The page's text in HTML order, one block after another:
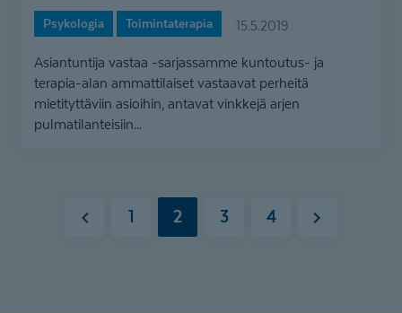
Psykologia Toimintaterapia 15.5.2019
Asiantuntija vastaa -sarjassamme kuntoutus- ja
terapia-alan ammattilaiset vastaavat perheitä
mietityttäviin asioihin, antavat vinkkejä arjen
pulmatilanteisiin...
Edellinen
1 2 3 4
Seuraava